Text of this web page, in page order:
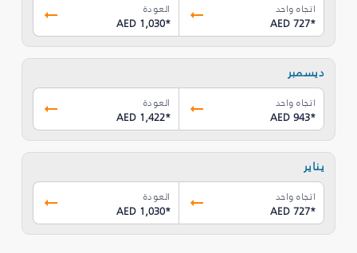
اتجاه واحد
AED 727*
العودة
AED 1,030*
ديسمبر
اتجاه واحد
AED 943*
العودة
AED 1,422*
يناير
اتجاه واحد
AED 727*
العودة
AED 1,030*